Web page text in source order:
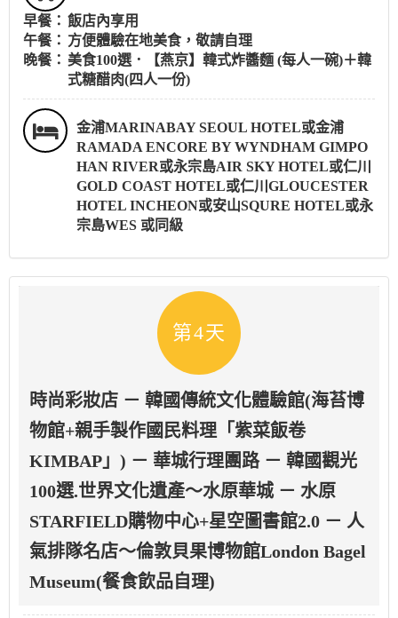
早餐： 飯店內享用
午餐： 方便體驗在地美食，敬請自理
晚餐： 美食100選．【燕京】韓式炸醬麵 (每人一碗)＋韓
式糖醋肉(四人一份)
金浦MARINABAY SEOUL HOTEL或金浦
RAMADA ENCORE BY WYNDHAM GIMPO
HAN RIVER或永宗島AIR SKY HOTEL或仁川
GOLD COAST HOTEL或仁川GLOUCESTER
HOTEL INCHEON或安山SQURE HOTEL或永
宗島WES 或同級
第4天
時尚彩妝店 － 韓國傳統文化體驗館(海苔博
物館+親手製作國民料理「紫菜飯卷
KIMBAP」) － 華城行理團路 － 韓國觀光
100選.世界文化遺產～水原華城 － 水原
STARFIELD購物中心+星空圖書館2.0 － 人
氣排隊名店～倫敦貝果博物館London Bagel
Museum(餐食飲品自理)